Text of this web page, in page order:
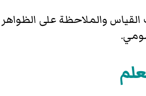
القياس والملاحظة على